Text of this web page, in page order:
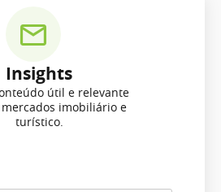
Insights
útil e relevante
imobiliário e
turístico.